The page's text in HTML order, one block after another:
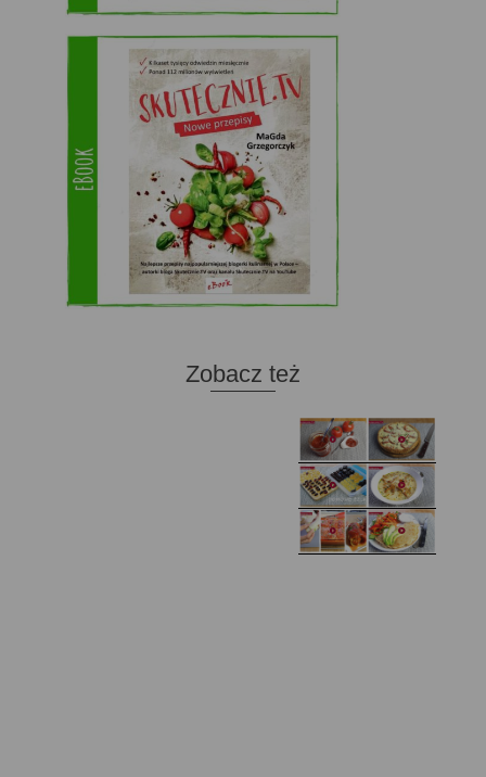
Zobacz też
Domowy ketchup (bez
cukru)
Tarta francuska z
cebulą i pomidorem
Domowe żelki
Zupa kurkowa z
selerem i pietruszką